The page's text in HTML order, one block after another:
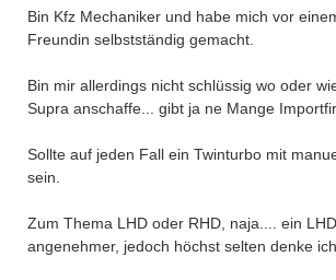
Bin Kfz Mechaniker und habe mich vor
Freundin selbstständig gemacht.
Bin mir allerdings nicht schlüssig wo oder
Supra anschaffe... gibt ja ne Mange
Sollte auf jeden Fall ein Twinturbo mit
sein.
Zum Thema LHD oder RHD, naja.... ein
angenehmer, jedoch höchst selten denke